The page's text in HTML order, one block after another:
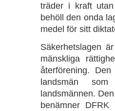
träder i kraft utan
behöll den onda
medel för sitt
Säkerhetslagen
mänskliga
återförening.
landsmän som
landsmännen.
benämner